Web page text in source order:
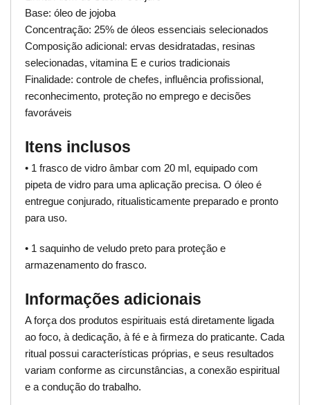
Base: óleo de jojoba
Concentração: 25% de óleos essenciais selecionados
Composição adicional: ervas desidratadas, resinas
selecionadas, vitamina E e curios tradicionais
Finalidade: controle de chefes, influência profissional,
reconhecimento, proteção no emprego e decisões
favoráveis
Itens inclusos
• 1 frasco de vidro âmbar com 20 ml, equipado com
pipeta de vidro para uma aplicação precisa. O óleo é
entregue conjurado, ritualisticamente preparado e pronto
para uso.
• 1 saquinho de veludo preto para proteção e
armazenamento do frasco.
Informações adicionais
A força dos produtos espirituais está diretamente ligada
ao foco, à dedicação, à fé e à firmeza do praticante. Cada
ritual possui características próprias, e seus resultados
variam conforme as circunstâncias, a conexão espiritual
e a condução do trabalho.